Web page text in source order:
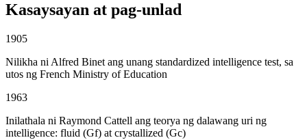
Kasaysayan at pag-unlad
1905
Nilikha ni Alfred Binet ang unang standardized intelligence test, sa
utos ng French Ministry of Education
1963
Inilathala ni Raymond Cattell ang teorya ng dalawang uri ng
intelligence: fluid (Gf) at crystallized (Gc)